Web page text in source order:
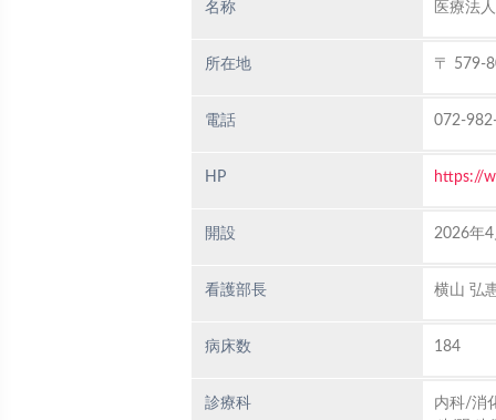
名称 医療法
所在地 〒 579-
電話 072-
HP https://
開設 2026年
看護部長 横山 弘
病床数 184
診療科
内科/消